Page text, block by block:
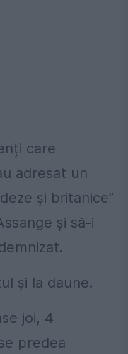
care
adresat un
și britanice”
și să-i
și la daune.
joi, 4
predea